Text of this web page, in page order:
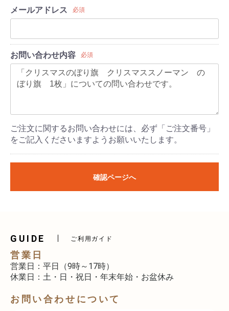
メールアドレス 必須
お問い合わせ内容 必須
ご注文に関するお問い合わせには、必ず「ご注文番号」
をご記入くださいますようお願いいたします。
確認ページへ
GUIDE ご利用ガイド
営業日
営業日：平日（9時～17時）
休業日：土・日・祝日・年末年始・お盆休み
お問い合わせについて